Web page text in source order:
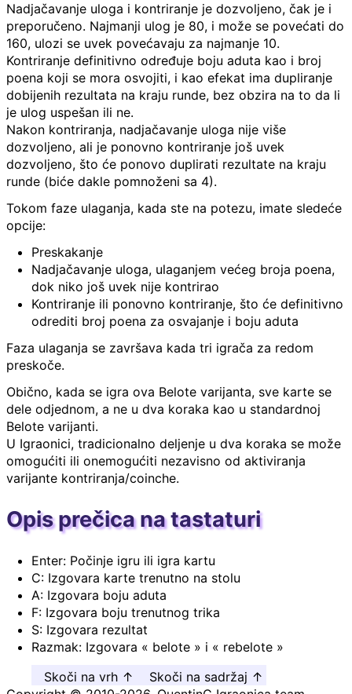
Nadjačavanje uloga i kontriranje je dozvoljeno, čak je i
preporučeno. Najmanji ulog je 80, i može se povećati do
160, ulozi se uvek povećavaju za najmanje 10.
Kontriranje definitivno određuje boju aduta kao i broj
poena koji se mora osvojiti, i kao efekat ima dupliranje
dobijenih rezultata na kraju runde, bez obzira na to da li
je ulog uspešan ili ne.
Nakon kontriranja, nadjačavanje uloga nije više
dozvoljeno, ali je ponovno kontriranje još uvek
dozvoljeno, što će ponovo duplirati rezultate na kraju
runde (biće dakle pomnoženi sa 4).
Tokom faze ulaganja, kada ste na potezu, imate sledeće
opcije:
Preskakanje
Nadjačavanje uloga, ulaganjem većeg broja poena,
dok niko još uvek nije kontrirao
Kontriranje ili ponovno kontriranje, što će definitivno
odrediti broj poena za osvajanje i boju aduta
Faza ulaganja se završava kada tri igrača za redom
preskoče.
Obično, kada se igra ova Belote varijanta, sve karte se
dele odjednom, a ne u dva koraka kao u standardnoj
Belote varijanti.
U Igraonici, tradicionalno deljenje u dva koraka se može
omogućiti ili onemogućiti nezavisno od aktiviranja
varijante kontriranja/coinche.
Opis prečica na tastaturi
Enter: Počinje igru ili igra kartu
C: Izgovara karte trenutno na stolu
A: Izgovara boju aduta
F: Izgovara boju trenutnog trika
S: Izgovara rezultat
Razmak: Izgovara « belote » i « rebelote »
Skoči na vrh ↑
Skoči na sadržaj ↑